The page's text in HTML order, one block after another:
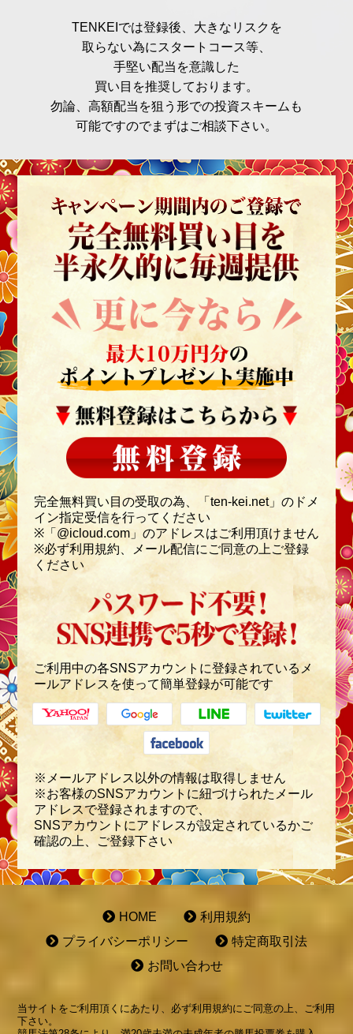
TENKEIでは登録後、大きなリスクを
取らない為にスタートコース等、
手堅い配当を意識した
買い目を推奨しております。
勿論、高額配当を狙う形での投資スキームも
可能ですのでまずはご相談下さい。
完全無料買い目の受取の為、「ten-kei.net」のドメ
イン指定受信を行ってください
※「@icloud.com」のアドレスはご利用頂けません
※必ず利用規約、メール配信にご同意の上ご登録
ください
ご利用中の各SNSアカウントに登録されているメ
ールアドレスを使って簡単登録が可能です
※メールアドレス以外の情報は取得しません
※お客様のSNSアカウントに紐づけられたメール
アドレスで登録されますので、
SNSアカウントにアドレスが設定されているかご
確認の上、ご登録下さい
HOME
利用規約
プライバシーポリシー
特定商取引法
お問い合わせ
当サイトをご利用頂くにあたり、必ず利用規約にご同意の上、ご利用
下さい。